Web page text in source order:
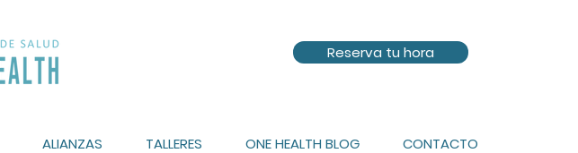
Reserva tu hora
ALIANZAS TALLERES ONE HEALTH BLOG CONTACTO